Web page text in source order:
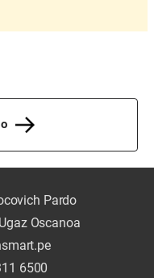
Pardo
Oscanoa
6500